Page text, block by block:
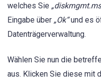
welches Sie
Eingabe über „Ok“und es
Datenträgerverwaltung.
Wählen Sie nun die
aus. Klicken Sie diese mit